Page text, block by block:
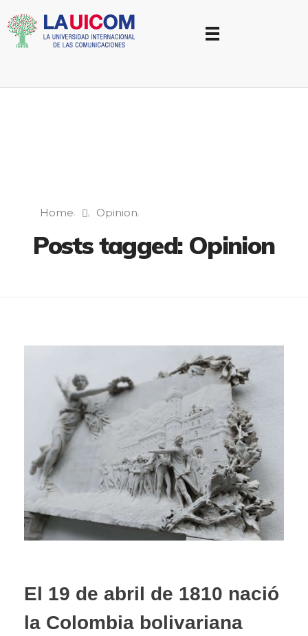
Home Opinion
Posts tagged: Opinion
El 19 de abril de 1810 nació
la Colombia bolivariana